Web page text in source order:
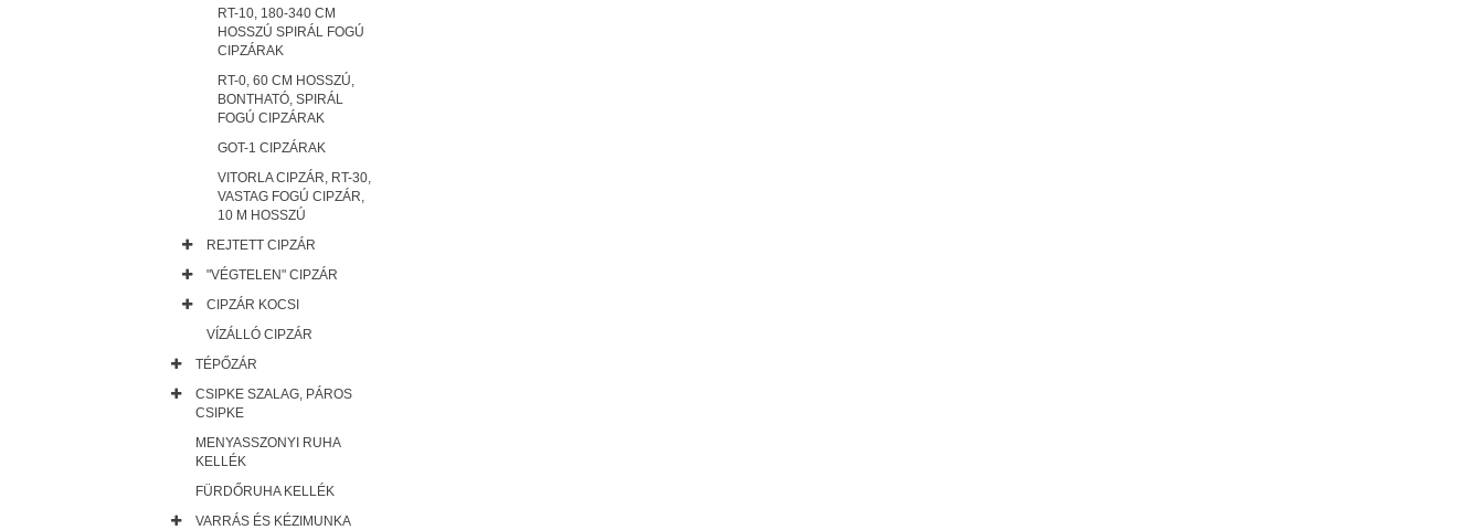
RT-10, 180-340 CM
HOSSZÚ SPIRÁL FOGÚ
CIPZÁRAK
RT-0, 60 CM HOSSZÚ,
BONTHATÓ, SPIRÁL
FOGÚ CIPZÁRAK
GOT-1 CIPZÁRAK
VITORLA CIPZÁR, RT-30,
VASTAG FOGÚ CIPZÁR,
10 M HOSSZÚ
REJTETT CIPZÁR
"VÉGTELEN" CIPZÁR
CIPZÁR KOCSI
VÍZÁLLÓ CIPZÁR
TÉPŐZÁR
CSIPKE SZALAG, PÁROS
CSIPKE
MENYASSZONYI RUHA
KELLÉK
FÜRDŐRUHA KELLÉK
VARRÁS ÉS KÉZIMUNKA